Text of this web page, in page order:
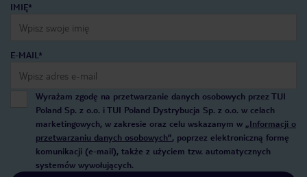
IMIĘ*
E-MAIL*
Wyrażam zgodę na przetwarzanie danych osobowych przez TUI
Poland Sp. z o.o. i TUI Poland Dystrybucja Sp. z o.o. w celach
marketingowych, w zakresie oraz celu wskazanym w „Informacji o
przetwarzaniu danych osobowych”, poprzez elektroniczną formę
komunikacji (e-mail), także z użyciem tzw. automatycznych
systemów wywołujących.